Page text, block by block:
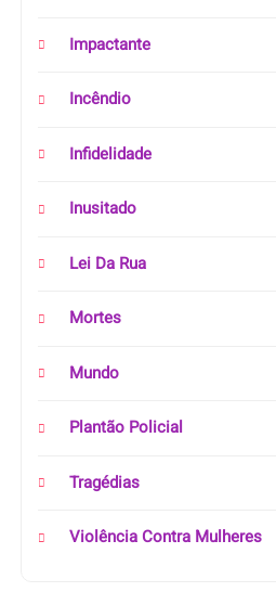
Impactante
Incêndio
Infidelidade
Inusitado
Lei Da Rua
Mortes
Mundo
Plantão Policial
Tragédias
Violência Contra Mulheres